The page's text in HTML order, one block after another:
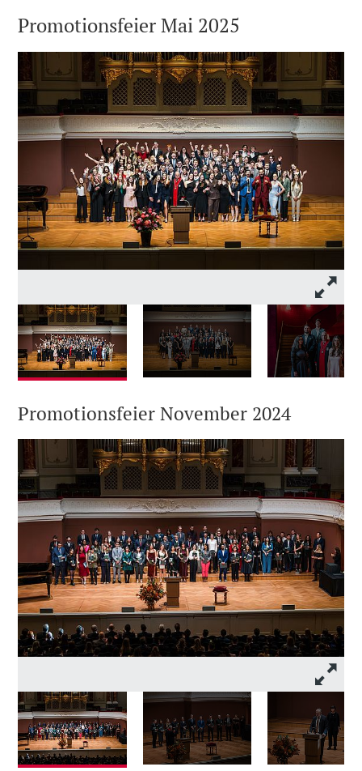
Promotionsfeier Mai 2025
Promotionsfeier November 2024